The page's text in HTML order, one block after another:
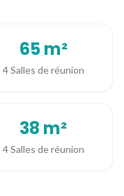
65 m²
4 Salles de réunion
38 m²
4 Salles de réunion